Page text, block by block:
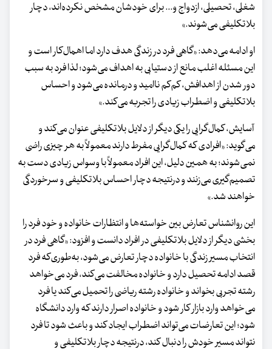
شغلی، تحصیلی، ازدواج و... برای خودشان مشخص نکرده‌اند، دچار
بلاتکلیفی می‌شوند.»
او ادامه می‌دهد: «گاهی فرد در زندگی هدف دارد اما اهمال‌کار است و
این مسئله اغلب مانع از دستیابی به اهداف می‌شود؛ لذا فرد به سبب
دور شدن از اهدافش، کم‌کم ناامید و درمانده می‌شود و احساس
بلاتکلیفی و اضطراب زیادی را تجربه می‌کند.»
آسایش، کمال‌گرایی را یکی دیگر از دلایل بلاتکلیفی عنوان می‌کند و
می‌گوید: «افرادی که کمال‌گرایی مفرط دارند معمولاً به هر چیزی راضی
نمی‌شوند؛ به همین دلیل، این افراد معمولاً با وسواس زیادی دست به
تصمیم‌گیری می‌زنند و درنتیجه دچار احساس بلاتکلیفی و سرخوردگی
خواهند شد.»
این روانشناس تعارض بین خواسته‌ها و انتظارات خانواده و خود فرد را
بخشی دیگر از دلایل بلاتکلیفی در افراد دانست و افزود: «گاهی فرد در
انتخاب مسیر زندگی با خانواده دچار تعارض می‌شود، به‌طوری‌که فرد
قصد ادامه تحصیل دارد و خانواده مخالفت می‌کند، فرد می‌خواهد
رشته تجربی بخواند و خانواده رشته ریاضی را تحمیل می‌کند یا فرد
می‌خواهد وارد بازار کار شود و خانواده اصرار دارند که وارد دانشگاه
شود؛ این تعارضات می‌تواند اضطراب ایجاد کند و باعث شود تا فرد
نتواند مسیر خودش را دنبال کند، درنتیجه دچار بلاتکلیفی و